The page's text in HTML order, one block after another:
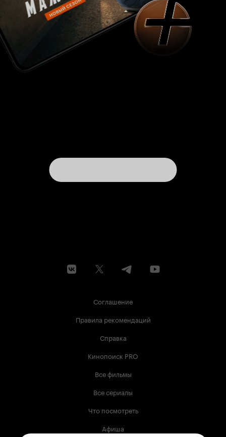
Соглашение
Правила рекомендаций
Справка
Кинопоиск PRO
Все фильмы
Все сериалы
Что посмотреть
Афиша